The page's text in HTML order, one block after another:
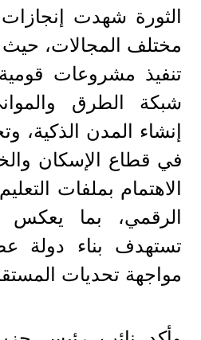
الثورة شهدت
مختلف المجالات،
تنفيذ مشروعات
شبكة الطرق
إنشاء المدن الذكية،
في قطاع الإسكان
الاهتمام بملفات
الرقمي، بما يعكس
تستهدف بناء دولة
مواجهة تحديات